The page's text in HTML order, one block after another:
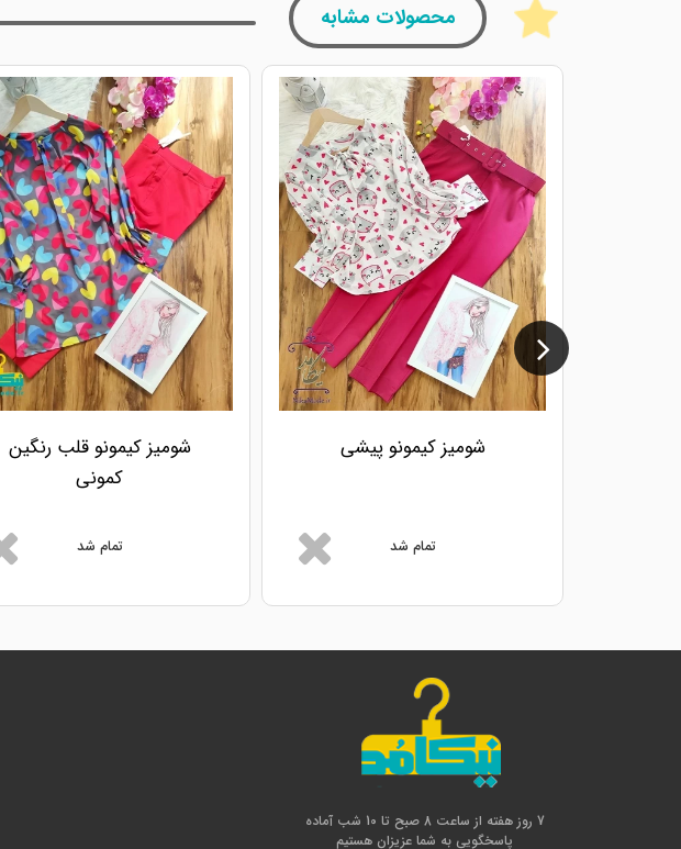
محصولات مشابه
شومیز کیمونو پیشی
تمام شد
شومیز کیمونو قلب رنگین
کمونی
تمام شد
7 روز هفته از ساعت 8 صبح تا 10 شب آماده
پاسخگویی به شما عزیزان هستیم